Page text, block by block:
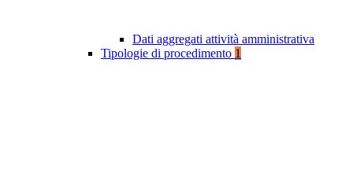
Dati aggregati attività amministrativa
Tipologie di procedimento 1